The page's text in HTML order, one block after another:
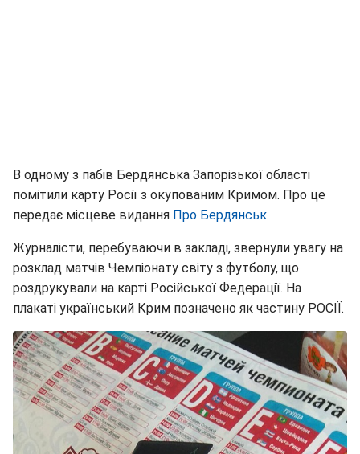
В одному з пабів Бердянська Запорізької області
помітили карту Росії з окупованим Кримом. Про це
передає місцеве видання Про Бердянськ.
Журналісти, перебуваючи в закладі, звернули увагу на
розклад матчів Чемпіонату світу з футболу, що
роздрукували на карті Російської Федерації. На
плакаті український Крим позначено як частину РОСІЇ.